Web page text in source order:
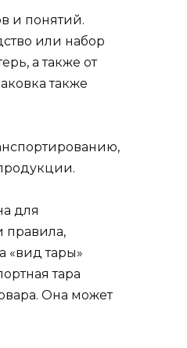
и понятий.
или набор
а также от
также
для
правила,
«вид тары»
тара
Она может